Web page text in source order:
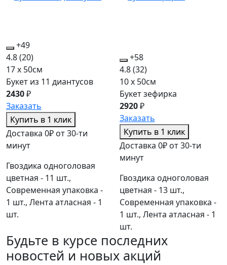
+49
4.8(20)
17 x 50см
Букет из 11 диантусов
2430₽
Заказать
Купить в 1 клик
Доставка 0₽ от 30-ти
минут
Гвоздика одноголовая
цветная - 11 шт.,
Современная упаковка -
1 шт., Лента атласная - 1
шт.
+58
4.8(32)
10 x 50см
Букет зефирка
2920₽
Заказать
Купить в 1 клик
Доставка 0₽ от 30-ти
минут
Гвоздика одноголовая
цветная - 13 шт.,
Современная упаковка -
1 шт., Лента атласная - 1
шт.
Будьте в курсе последних
новостей и новых акций